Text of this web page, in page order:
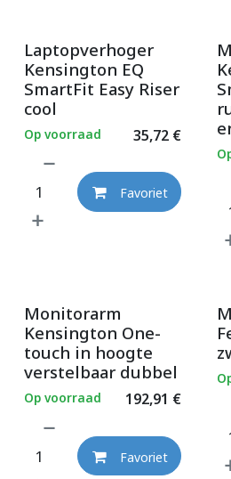
Laptopverhoger
Kensington EQ
SmartFit Easy Riser
cool
35,72€
Op voorraad
Favoriet
Monitorarm
Kensington One-
touch in hoogte
verstelbaar dubbel
192,91 €
Op voorraad
Favoriet